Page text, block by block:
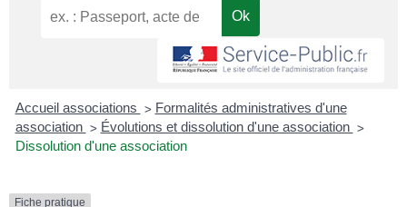
Accueil associations > Formalités administratives d'une
association > Évolutions et dissolution d'une association >
Dissolution d'une association
Fiche pratique